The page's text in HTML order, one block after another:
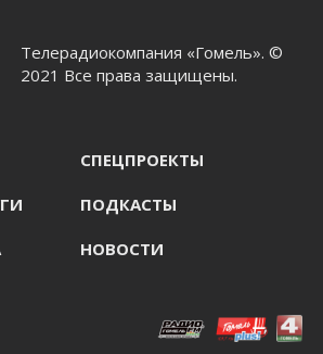
Телерадиокомпания «Гомель». ©
2021 Все права защищены.
СПЕЦПРОЕКТЫ
ПОДКАСТЫ
НОВОСТИ